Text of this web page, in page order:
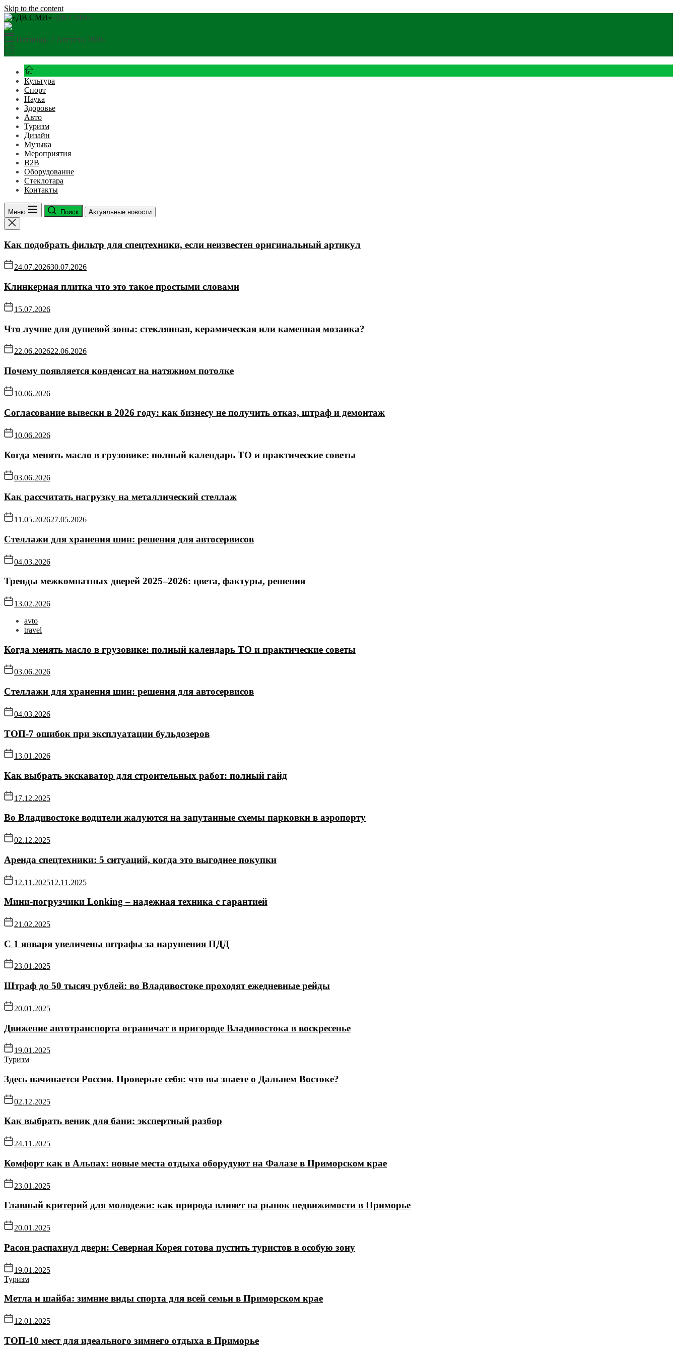
Skip to the content
«ДВ СМИ»
Пятница, 7 Августа, 2026
Культура
Спорт
Наука
Здоровье
Авто
Туризм
Дизайн
Музыка
Мероприятия
B2B
Оборудование
Стеклотара
Контакты
Меню Поиск Актуальные новости
Как подобрать фильтр для спецтехники, если неизвестен оригинальный артикул
24.07.202630.07.2026
Клинкерная плитка что это такое простыми словами
15.07.2026
Что лучше для душевой зоны: стеклянная, керамическая или каменная мозаика?
22.06.202622.06.2026
Почему появляется конденсат на натяжном потолке
10.06.2026
Согласование вывески в 2026 году: как бизнесу не получить отказ, штраф и демонтаж
10.06.2026
Когда менять масло в грузовике: полный календарь ТО и практические советы
03.06.2026
Как рассчитать нагрузку на металлический стеллаж
11.05.202627.05.2026
Стеллажи для хранения шин: решения для автосервисов
04.03.2026
Тренды межкомнатных дверей 2025–2026: цвета, фактуры, решения
13.02.2026
avto
travel
Когда менять масло в грузовике: полный календарь ТО и практические советы
03.06.2026
Стеллажи для хранения шин: решения для автосервисов
04.03.2026
ТОП-7 ошибок при эксплуатации бульдозеров
13.01.2026
Как выбрать экскаватор для строительных работ: полный гайд
17.12.2025
Во Владивостоке водители жалуются на запутанные схемы парковки в аэропорту
02.12.2025
Аренда спецтехники: 5 ситуаций, когда это выгоднее покупки
12.11.202512.11.2025
Мини-погрузчики Lonking – надежная техника с гарантией
21.02.2025
С 1 января увеличены штрафы за нарушения ПДД
23.01.2025
Штраф до 50 тысяч рублей: во Владивостоке проходят ежедневные рейды
20.01.2025
Движение автотранспорта ограничат в пригороде Владивостока в воскресенье
19.01.2025
Туризм
Здесь начинается Россия. Проверьте себя: что вы знаете о Дальнем Востоке?
02.12.2025
Как выбрать веник для бани: экспертный разбор
24.11.2025
Комфорт как в Альпах: новые места отдыха оборудуют на Фалазе в Приморском крае
23.01.2025
Главный критерий для молодежи: как природа влияет на рынок недвижимости в Приморье
20.01.2025
Расон распахнул двери: Северная Корея готова пустить туристов в особую зону
19.01.2025
Туризм
Метла и шайба: зимние виды спорта для всей семьи в Приморском крае
12.01.2025
ТОП-10 мест для идеального зимнего отдыха в Приморье